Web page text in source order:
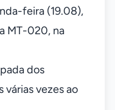
feira (19.08),
MT-020, na
dos
várias vezes ao